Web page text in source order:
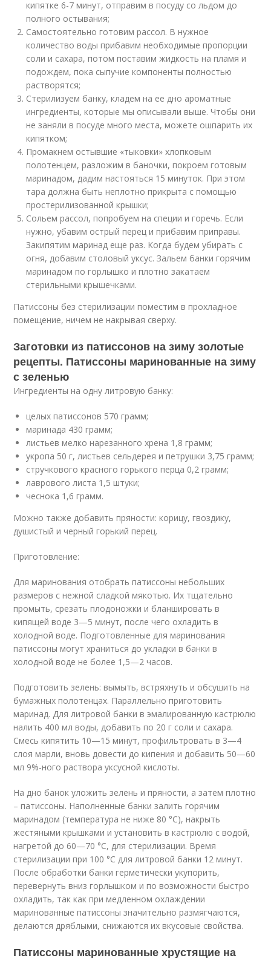
кипятке 6-7 минут, отправим в посуду со льдом до
полного остывания;
Самостоятельно готовим рассол. В нужное
количество воды прибавим необходимые пропорции
соли и сахара, потом поставим жидкость на пламя и
подождем, пока сыпучие компоненты полностью
растворятся;
Стерилизуем банку, кладем на ее дно ароматные
ингредиенты, которые мы описывали выше. Чтобы они
не заняли в посуде много места, можете ошпарить их
кипятком;
Промакнем остывшие «тыковки» хлопковым
полотенцем, разложим в баночки, покроем готовым
маринадом, дадим настояться 15 минуток. При этом
тара должна быть неплотно прикрыта с помощью
простерилизованной крышки;
Сольем рассол, попробуем на специи и горечь. Если
нужно, убавим острый перец и прибавим приправы.
Закипятим маринад еще раз. Когда будем убирать с
огня, добавим столовый уксус. Зальем банки горячим
маринадом по горлышко и плотно закатаем
стерильными крышечками.
Патиссоны без стерилизации поместим в прохладное
помещение, ничем не накрывая сверху.
Заготовки из патиссонов на зиму золотые
рецепты. Патиссоны маринованные на зиму
с зеленью
Ингредиенты на одну литровую банку:
целых патиссонов 570 грамм;
маринада 430 грамм;
листьев мелко нарезанного хрена 1,8 грамм;
укропа 50 г, листьев сельдерея и петрушки 3,75 грамм;
стручкового красного горького перца 0,2 грамм;
лаврового листа 1,5 штуки;
чеснока 1,6 грамм.
Можно также добавить пряности: корицу, гвоздику,
душистый и черный горький перец.
Приготовление:
Для маринования отобрать патиссоны небольших
размеров с нежной сладкой мякотью. Их тщательно
промыть, срезать плодоножки и бланшировать в
кипящей воде 3—5 минут, после чего охладить в
холодной воде. Подготовленные для маринования
патиссоны могут храниться до укладки в банки в
холодной воде не более 1,5—2 часов.
Подготовить зелень: вымыть, встряхнуть и обсушить на
бумажных полотенцах. Параллельно приготовить
маринад. Для литровой банки в эмалированную кастрюлю
налить 400 мл воды, добавить по 20 г соли и сахара.
Смесь кипятить 10—15 минут, профильтровать в 3—4
слоя марли, вновь довести до кипения и добавить 50—60
мл 9%-ного раствора уксусной кислоты.
На дно банок уложить зелень и пряности, а затем плотно
– патиссоны. Наполненные банки залить горячим
маринадом (температура не ниже 80 °С), накрыть
жестяными крышками и установить в кастрюлю с водой,
нагретой до 60—70 °С, для стерилизации. Время
стерилизации при 100 °С для литровой банки 12 минут.
После обработки банки герметически укупорить,
перевернуть вниз горлышком и по возможности быстро
охладить, так как при медленном охлаждении
маринованные патиссоны значительно размягчаются,
делаются дряблыми, снижаются их вкусовые свойства.
Патиссоны маринованные хрустящие на